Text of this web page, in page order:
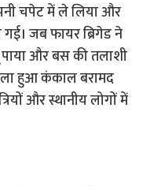
चपेट में ले लिया और
जब फायर ब्रिगेड ने
और बस की तलाशी
हुआ कंकाल बरामद
और स्थानीय लोगों में